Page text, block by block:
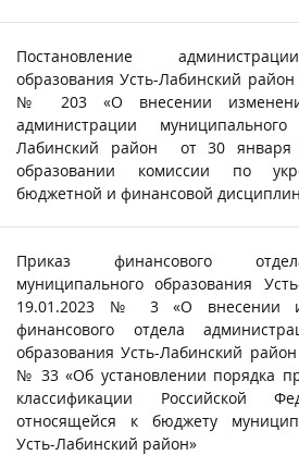
Постановление
образования Усть-Лабинский
№ 203 «О внесении
администрации
Лабинский район от 30
образовании комиссии по
бюджетной и финансовой
Приказ финансового
муниципального образования
19.01.2023 № 3 «О внесении
финансового отдела
образования Усть-Лабинский
№ 33 «Об установлении порядка
классификации Российской
относящейся к бюджету
Усть-Лабинский район»